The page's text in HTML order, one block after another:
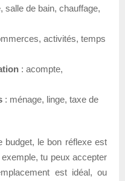
salle de bain, chauffage,
activités, temps
: acompte,
: ménage, linge, taxe de
budget, le bon réflexe est
tu peux accepter
est idéal, ou